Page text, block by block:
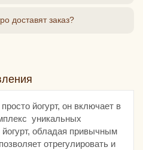
доставят заказ?
йогурт, он включает в
уникальных
обладая привычным
отрегулировать и